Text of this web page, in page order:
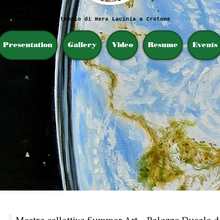
Il tempio di Hera Lacinia a Crotone
Presentation Gallery Video Resume Events